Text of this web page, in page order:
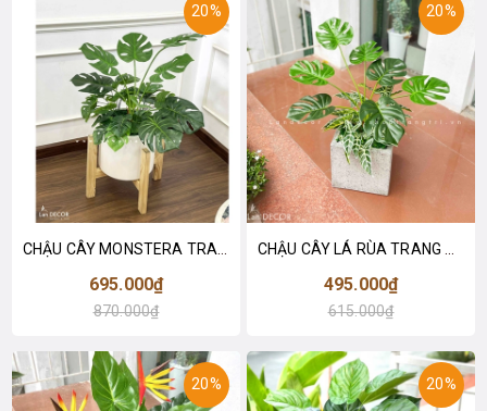
20%
695.000₫
870.000₫
20%
495.000₫
615.000₫
20% 20%